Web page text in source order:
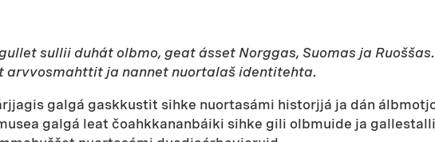
sullii duhát olbmo, geat ásset Norggas, Suomas ja Ruoššas.
ja nannet nuortalaš identitehta.
galgá gaskkustit sihke nuortasámi historjjá ja dán
galgá leat čoahkkananbáiki sihke gili olbmuide ja